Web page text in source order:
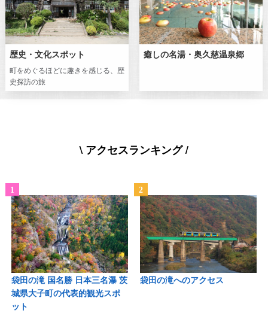
歴史・文化スポット
町をめぐるほどに趣きを感じる、歴
史探訪の旅
癒しの名湯・奥久慈温泉郷
\ アクセスランキング /
袋田の滝 国名勝 日本三名瀑 茨
城県大子町の代表的観光スポ
ット
袋田の滝へのアクセス